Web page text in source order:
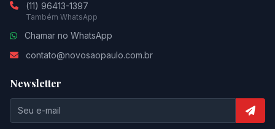
(11) 96413-1397
Também WhatsApp
Chamar no WhatsApp
contato@novosaopaulo.com.br
Newsletter